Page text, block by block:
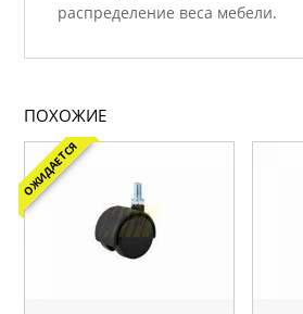
распределение веса мебели.
ПОХОЖИЕ
ОЖИДАЕТСЯ